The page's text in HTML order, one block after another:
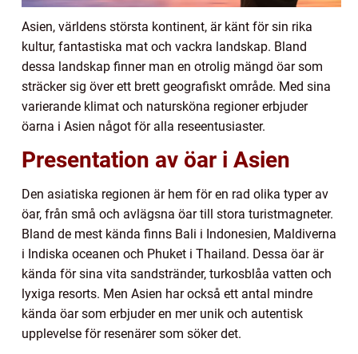
Asien, världens största kontinent, är känt för sin rika
kultur, fantastiska mat och vackra landskap. Bland
dessa landskap finner man en otrolig mängd öar som
sträcker sig över ett brett geografiskt område. Med sina
varierande klimat och natursköna regioner erbjuder
öarna i Asien något för alla reseentusiaster.
Presentation av öar i Asien
Den asiatiska regionen är hem för en rad olika typer av
öar, från små och avlägsna öar till stora turistmagneter.
Bland de mest kända finns Bali i Indonesien, Maldiverna
i Indiska oceanen och Phuket i Thailand. Dessa öar är
kända för sina vita sandstränder, turkosblåa vatten och
lyxiga resorts. Men Asien har också ett antal mindre
kända öar som erbjuder en mer unik och autentisk
upplevelse för resenärer som söker det.